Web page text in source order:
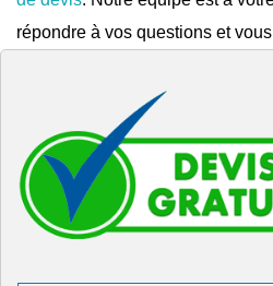
répondre à vos questions et